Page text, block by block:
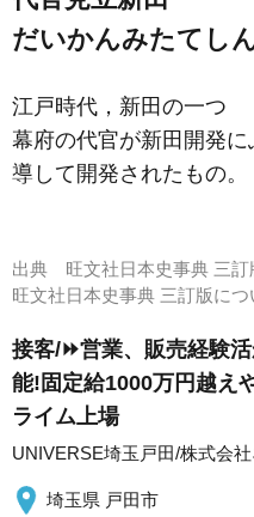
だいかんみたてし
江戸時代，新田の一つ
幕府の代官が新田開発
導して開発されたもの。
出典 旺文社日本史事典 三訂
旺文社日本史事典 三訂版に
接客/⏩️営業、販売経験
能!固定給1000万円越え
ライム上場
UNIVERSE埼玉戸田/株式会
埼玉県 戸田市